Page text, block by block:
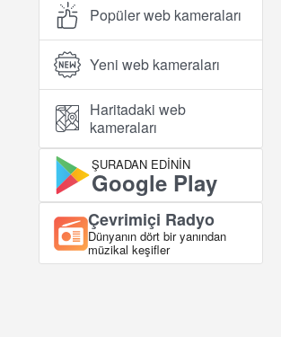
Popüler web kameraları
Yeni web kameraları
Haritadaki web
kameraları
ŞURADAN EDININ
Google Play
Çevrimiçi Radyo
Dünyanın dört bir yanından
müzikal keşifler